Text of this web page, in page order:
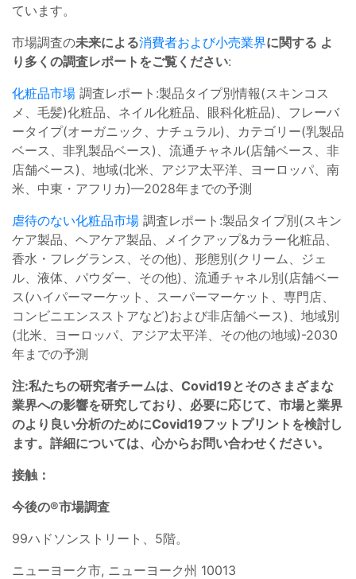
ています。
市場調査の未来による消費者および小売業界に関する よ
り多くの調査レポートをご覧ください:
化粧品市場 調査レポート:製品タイプ別情報(スキンコス
メ、毛髪)化粧品、ネイル化粧品、眼科化粧品)、フレーバ
ータイプ(オーガニック、ナチュラル)、カテゴリー(乳製品
ベース、非乳製品ベース)、流通チャネル(店舗ベース、非
店舗ベース)、地域(北米、アジア太平洋、ヨーロッパ、南
米、中東・アフリカ)—2028年までの予測
虐待のない化粧品市場 調査レポート:製品タイプ別(スキン
ケア製品、ヘアケア製品、メイクアップ&カラー化粧品、
香水・フレグランス、その他)、形態別(クリーム、ジェ
ル、液体、パウダー、その他)、流通チャネル別(店舗ベー
ス(ハイパーマーケット、スーパーマーケット、専門店、
コンビニエンスストアなど)および非店舗ベース)、地域別
(北米、ヨーロッパ、アジア太平洋、その他の地域)-2030
年までの予測
注:私たちの研究者チームは、Covid19とそのさまざまな
業界への影響を研究しており、必要に応じて、市場と業界
のより良い分析のためにCovid19フットプリントを検討し
ます。詳細については、心からお問い合わせください。
接触：
今後の®市場調査
99ハドソンストリート、5階。
ニューヨーク市, ニューヨーク州 10013